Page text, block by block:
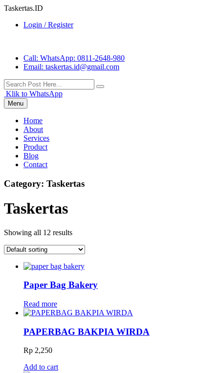
Taskertas.ID
Login / Register
Call: WhatsApp: 0811-2648-980
Email: taskertas.id@gmail.com
Klik to WhatsApp
Menu
Home
About
Services
Product
Blog
Contact
Category: Taskertas
Taskertas
Showing all 12 results
Paper Bag Bakery
Read more
PAPERBAG BAKPIA WIRDA
Rp 2,250
Add to cart